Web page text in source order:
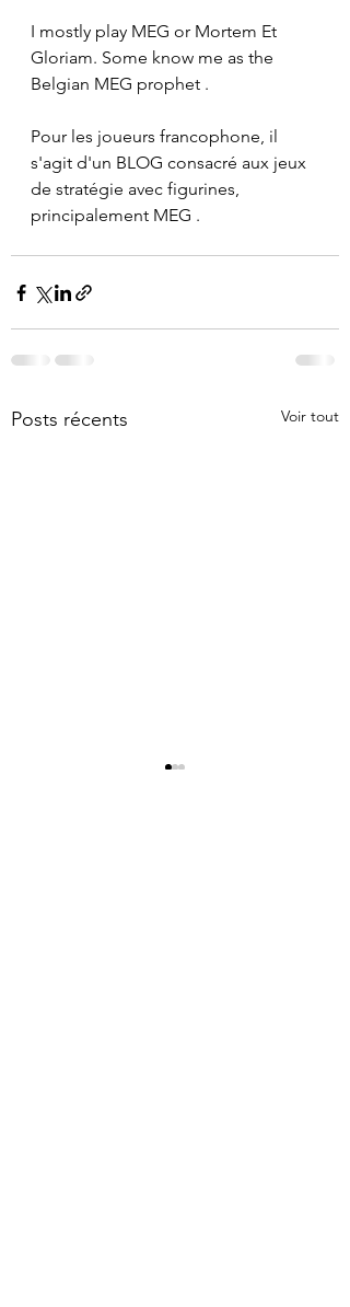
I mostly play MEG or Mortem Et
Gloriam. Some know me as the
Belgian MEG prophet .
Pour les joueurs francophone, il
s'agit d'un BLOG consacré aux jeux
de stratégie avec figurines,
principalement MEG .
Posts récents Voir tout